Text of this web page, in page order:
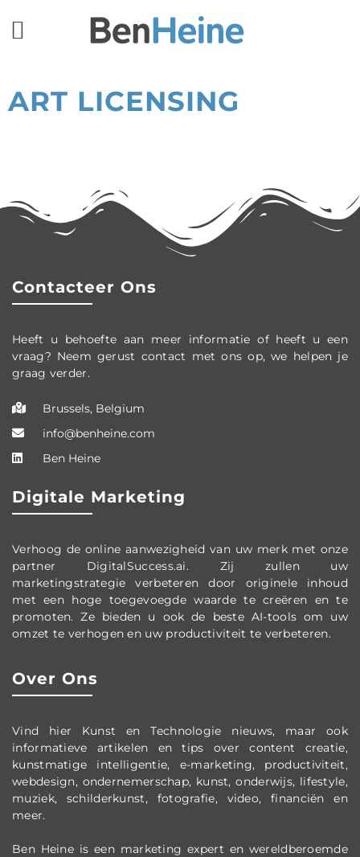
ART LICENSING
Contacteer Ons
Heeft u behoefte aan meer informatie of heeft u een
vraag? Neem gerust contact met ons op, we helpen je
graag verder.
Brussels, Belgium
info@benheine.com
Ben Heine
Digitale Marketing
Verhoog de online aanwezigheid van uw merk met onze
partner DigitalSuccess.ai. Zij zullen uw
marketingstrategie verbeteren door originele inhoud
met een hoge toegevoegde waarde te creëren en te
promoten. Ze bieden u ook de beste AI-tools om uw
omzet te verhogen en uw productiviteit te verbeteren.
Over Ons
Vind hier Kunst en Technologie nieuws, maar ook
informatieve artikelen en tips over content creatie,
kunstmatige intelligentie, e-marketing, productiviteit,
webdesign, ondernemerschap, kunst, onderwijs, lifestyle,
muziek, schilderkunst, fotografie, video, financiën en
meer.
Ben Heine is een marketing expert en wereldberoemde